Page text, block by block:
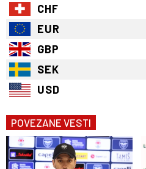
CHF
EUR
GBP
SEK
USD
POVEZANE VESTI